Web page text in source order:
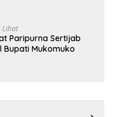
Lihat
Paripurna Sertijab
Bupati Mukomuko